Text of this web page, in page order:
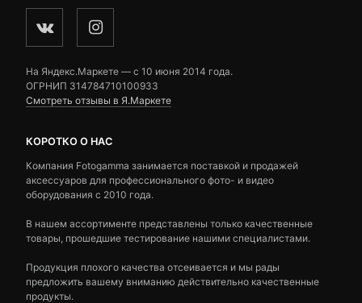
На Яндекс.Маркете — c 10 июня 2014 года.
ОГРНИП 314784710100933
Смотреть отзывы в Я.Маркете
КОРОТКО О НАС
Компания Fotogamma занимается поставкой и продажей
аксессуаров для профессионального фото- и видео
оборудования с 2010 года.
В нашем ассортименте представлены только качественные
товары, прошедшие тестирование нашими специалистами.
Продукция плохого качества отсеивается и мы рады
предложить вашему вниманию действительно качественные
продукты.